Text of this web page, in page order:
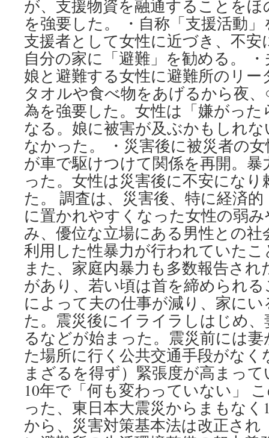
が、支援物資を融通することを
を強要した。 ・自称「支援活動
支援者として女性に近づき、不
自分の家に「避難」を勧める。
娘と避難する女性に避難所のリ
タオルや食べ物をあげるから夜
為を強要した。女性は「嫌がっ
なる。娘に被害が及ぶかもしれ
なかった。 ・災害後に被災者の
が車で駆けつけて関係を再開。
った。女性は災害後に不安にな
た。 調査は、災害後、特に経済
に置かれやすくなった女性の弱
み、優位な立場にある男性との
利用した性暴力が行われていた
また、家庭内暴力も多数報告され
があり、若い頃は首を締められ
によって夫の仕事が減り、家に
た。震災後にイライラしはじめ
るなどが始まった。震災前には
た場所に行く公共交通手段がな
まざるを得ず）緊張度が高まっ
10年で「何も変わっていない」
った、東日本大震災からまもな
から、災害対策基本法は改正され